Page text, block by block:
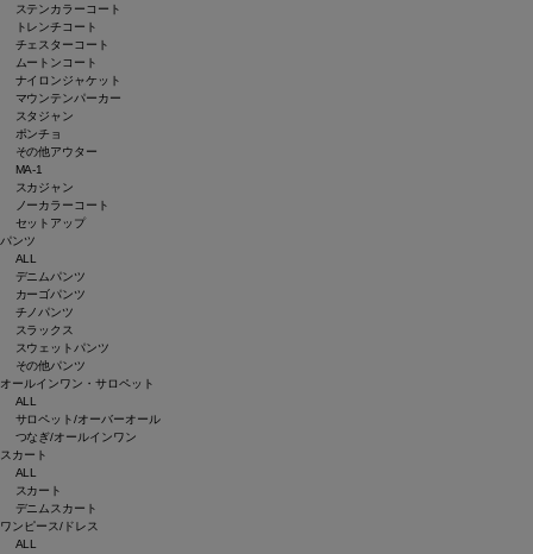
ステンカラーコート
トレンチコート
チェスターコート
ムートンコート
ナイロンジャケット
マウンテンパーカー
スタジャン
ポンチョ
その他アウター
MA-1
スカジャン
ノーカラーコート
セットアップ
パンツ
ALL
デニムパンツ
カーゴパンツ
チノパンツ
スラックス
スウェットパンツ
その他パンツ
オールインワン・サロペット
ALL
サロペット/オーバーオール
つなぎ/オールインワン
スカート
ALL
スカート
デニムスカート
ワンピース/ドレス
ALL